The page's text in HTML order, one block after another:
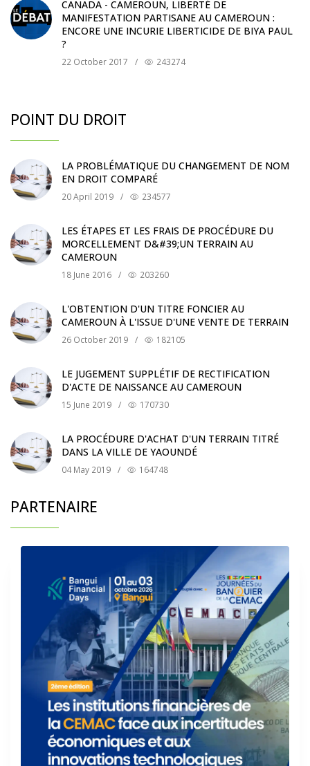
CANADA - CAMEROUN, LIBERTÉ DE
MANIFESTATION PARTISANE AU CAMEROUN :
ENCORE UNE INCURIE LIBERTICIDE DE BIYA PAUL
?
22 October 2017 / 243274
POINT DU DROIT
LA PROBLÉMATIQUE DU CHANGEMENT DE NOM
EN DROIT COMPARÉ
20 April 2019 / 234577
LES ÉTAPES ET LES FRAIS DE PROCÉDURE DU
MORCELLEMENT D&#39;UN TERRAIN AU
CAMEROUN
18 June 2016 / 203260
L'OBTENTION D'UN TITRE FONCIER AU
CAMEROUN À L'ISSUE D'UNE VENTE DE TERRAIN
26 October 2019 / 182105
LE JUGEMENT SUPPLÉTIF DE RECTIFICATION
D'ACTE DE NAISSANCE AU CAMEROUN
15 June 2019 / 170730
LA PROCÉDURE D'ACHAT D'UN TERRAIN TITRÉ
DANS LA VILLE DE YAOUNDÉ
04 May 2019 / 164748
PARTENAIRE